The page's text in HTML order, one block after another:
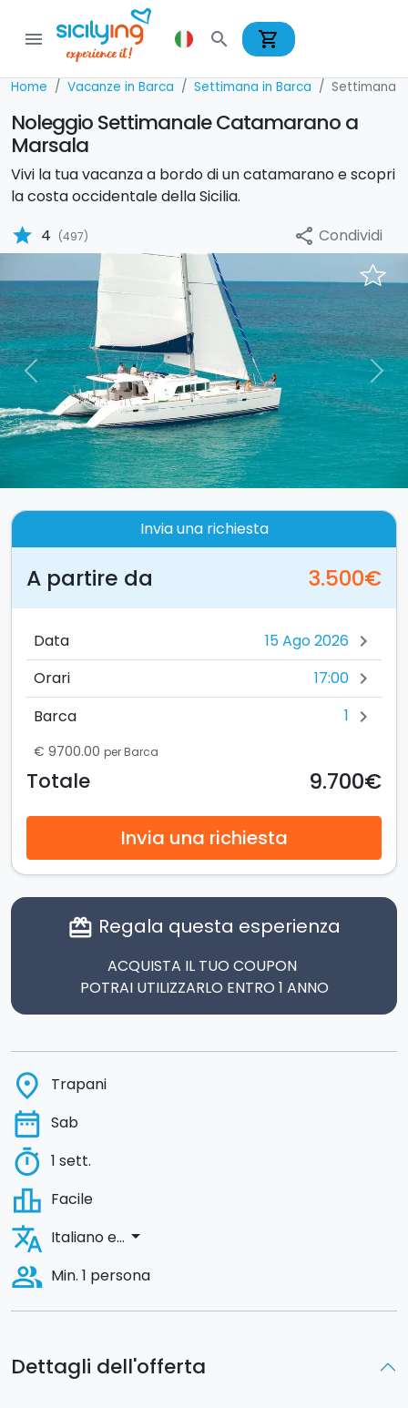
menu search shopping_cart
Home Vacanze in Barca Settimana in Barca Settimana
Noleggio Settimanale Catamarano a
Marsala
Vivi la tua vacanza a bordo di un catamarano e scopri
la costa occidentale della Sicilia.
star 4 (497) share Condividi
Previous Next
Dettagli dell'offerta
Invia una richiesta
A partire da 3.500€
Data chevron_right
Orari 17:00 chevron_right
Barca 1 chevron_right
€ 9700.00 per Barca
Totale 9.700€
Invia una richiesta
card_giftcard Regala questa esperienza
ACQUISTA IL TUO COUPON
POTRAI UTILIZZARLO ENTRO 1 ANNO
place Trapani
date_range Sab
timer 1 sett.
leaderboard Facile
translate Italiano e... arrow_drop_down
people_alt Min. 1 persona